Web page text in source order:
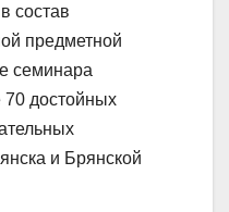
состав
предметной
семинара
70 достойных
и Брянской